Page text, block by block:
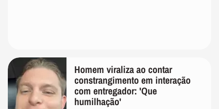
Homem viraliza ao contar
constrangimento em interação
com entregador: 'Que
humilhação'